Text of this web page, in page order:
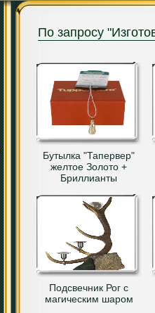
По запросу
Бутылка "Тапервер"
желтое Золото +
Бриллианты
Подсвечник Рог с
магическим шаром